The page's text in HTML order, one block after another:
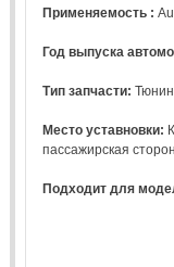
Применяемость :
Год выпуска
Тип запчасти:
Место уставновки:
пассажирская
Подходит для